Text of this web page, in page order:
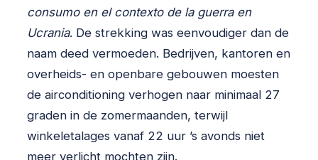
consumo en el contexto de la guerra en
Ucrania. De strekking was eenvoudiger dan de
naam deed vermoeden. Bedrijven, kantoren en
overheids- en openbare gebouwen moesten
de airconditioning verhogen naar minimaal 27
graden in de zomermaanden, terwijl
winkeletalages vanaf 22 uur ’s avonds niet
meer verlicht mochten zijn.